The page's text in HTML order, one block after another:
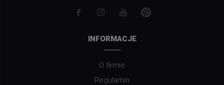
INFORMACJE
O firmie
Regulamin